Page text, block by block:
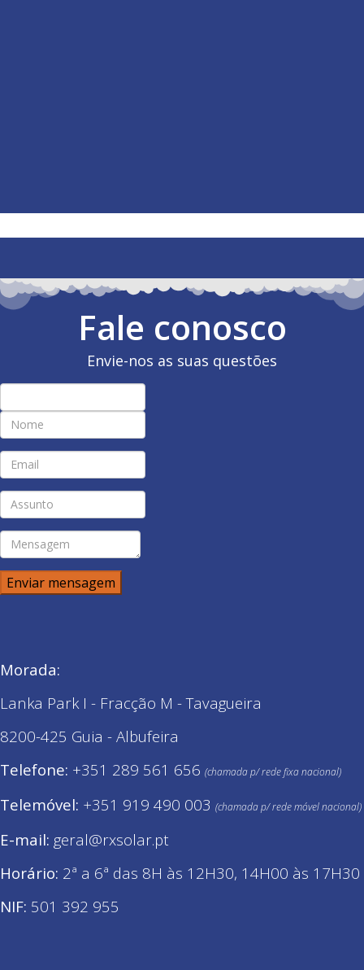
Fale conosco
Envie-nos as suas questões
Enviar mensagem
Morada:
Lanka Park I - Fracção M - Tavagueira
8200-425 Guia - Albufeira
Telefone: +351 289 561 656 (chamada p/ rede fixa nacional)
Telemóvel: +351 919 490 003 (chamada p/ rede móvel nacional)
E-mail: geral@rxsolar.pt
Horário: 2ª a 6ª das 8H às 12H30, 14H00 às 17H30
NIF: 501 392 955